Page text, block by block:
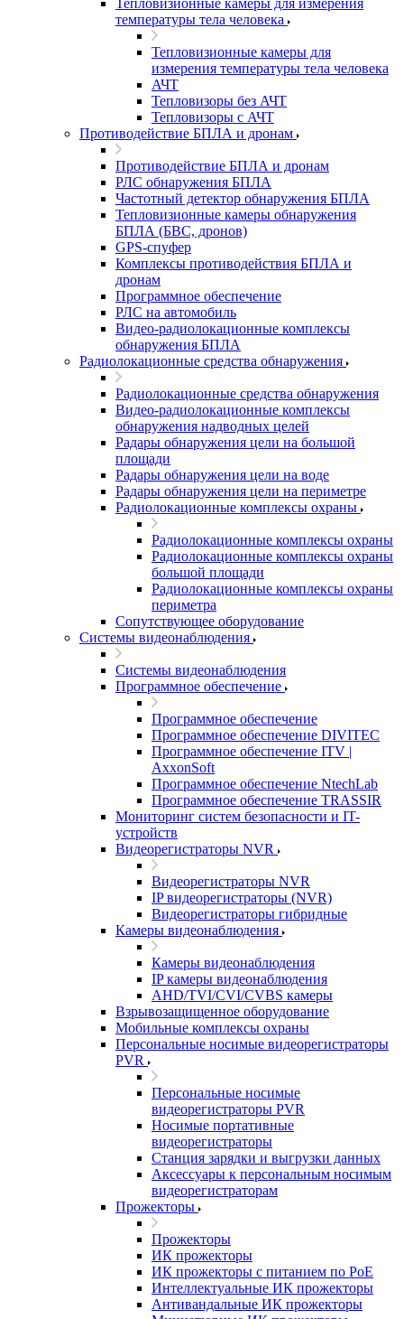
Тепловизионные камеры для измерения
температуры тела человека
Тепловизионные камеры для
измерения температуры тела человека
АЧТ
Тепловизоры без АЧТ
Тепловизоры с АЧТ
Противодействие БПЛА и дронам
Противодействие БПЛА и дронам
РЛС обнаружения БПЛА
Частотный детектор обнаружения БПЛА
Тепловизионные камеры обнаружения
БПЛА (БВС, дронов)
GPS-спуфер
Комплексы противодействия БПЛА и
дронам
Программное обеспечение
РЛС на автомобиль
Видео-радиолокационные комплексы
обнаружения БПЛА
Радиолокационные средства обнаружения
Радиолокационные средства обнаружения
Видео-радиолокационные комплексы
обнаружения надводных целей
Радары обнаружения цели на большой
площади
Радары обнаружения цели на воде
Радары обнаружения цели на периметре
Радиолокационные комплексы охраны
Радиолокационные комплексы охраны
Радиолокационные комплексы охраны
большой площади
Радиолокационные комплексы охраны
периметра
Сопутствующее оборудование
Системы видеонаблюдения
Системы видеонаблюдения
Программное обеспечение
Программное обеспечение
Программное обеспечение DIVITEC
Программное обеспечение ITV |
AxxonSoft
Программное обеспечение NtechLab
Программное обеспечение TRASSIR
Мониторинг систем безопасности и IT-
устройств
Видеорегистраторы NVR
Видеорегистраторы NVR
IP видеорегистраторы (NVR)
Видеорегистраторы гибридные
Камеры видеонаблюдения
Камеры видеонаблюдения
IP камеры видеонаблюдения
AHD/TVI/CVI/CVBS камеры
Взрывозащищенное оборудование
Мобильные комплексы охраны
Персональные носимые видеорегистраторы
PVR
Персональные носимые
видеорегистраторы PVR
Носимые портативные
видеорегистраторы
Станция зарядки и выгрузки данных
Аксессуары к персональным носимым
видеорегистраторам
Прожекторы
Прожекторы
ИК прожекторы
ИК прожекторы с питанием по PoE
Интеллектуальные ИК прожекторы
Антивандальные ИК прожекторы